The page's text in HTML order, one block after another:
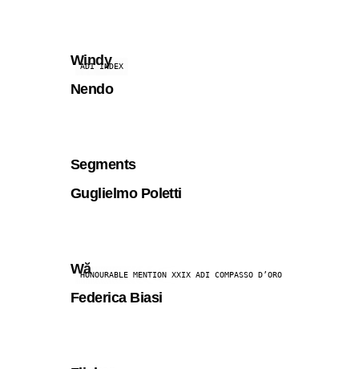
ADI INDEX
Windy
Nendo
Segments
Guglielmo Poletti
HONOURABLE MENTION XXIX ADI COMPASSO D’ORO
Wă
Federica Biasi